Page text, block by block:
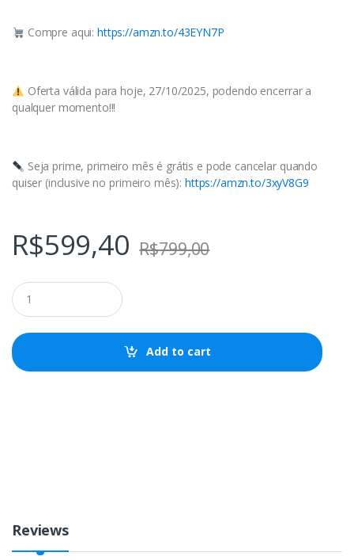
Compre aqui: https://amzn.to/43EYN7P
Oferta válida para hoje, 27/10/2025, podendo encerrar a
qualquer momento!!!
Seja prime, primeiro mês é grátis e pode cancelar quando
quiser (inclusive no primeiro mês): https://amzn.to/3xyV8G9
R$599,40 R$799,00
Q
u
a
t
i
Add to cart
Reviews